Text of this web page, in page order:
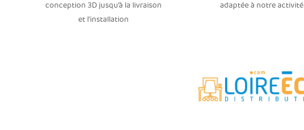
conception 3D jusqu’à la livraison
et l'installation
adaptée à notre activité